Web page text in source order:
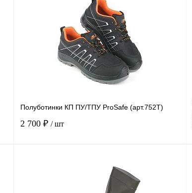
Полуботинки КП ПУ/ТПУ ProSafe (арт.752Т)
2 700 ₽ / шт
Купить в